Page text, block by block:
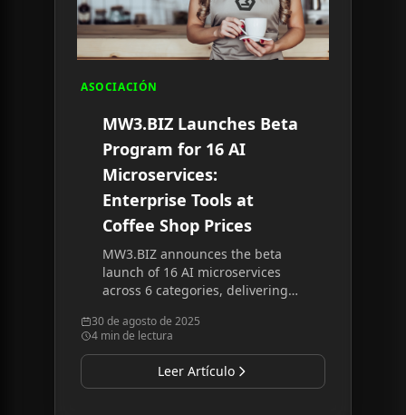
ASOCIACIÓN
MW3.BIZ Launches Beta
Program for 16 AI
Microservices:
Enterprise Tools at
Coffee Shop Prices
MW3.BIZ announces the beta
launch of 16 AI microservices
across 6 categories, delivering
accessible price points.
30 de agosto de 2025
4 min de lectura
Leer Artículo